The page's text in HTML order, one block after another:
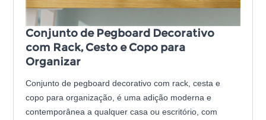
Conjunto de Pegboard Decorativo
com Rack, Cesto e Copo para
Organizar
Conjunto de pegboard decorativo com rack, cesta e
copo para organização, é uma adição moderna e
contemporânea a qualquer casa ou escritório, com